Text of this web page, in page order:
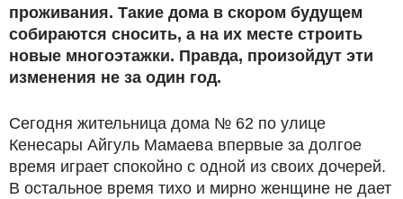
проживания. Такие дома в скором будущем
собираются сносить, а на их месте строить
новые многоэтажки. Правда, произойдут эти
изменения не за один год.
Сегодня жительница дома № 62 по улице
Кенесары Айгуль Мамаева впервые за долгое
время играет спокойно с одной из своих дочерей.
В остальное время тихо и мирно женщине не дает